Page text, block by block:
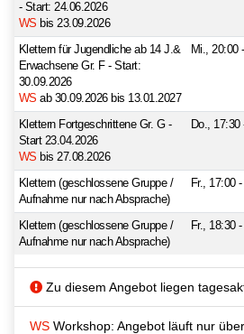
- Start: 24.06.2026
WS bis 23.09.2026
Klettern für Jugendliche ab 14 J.&
Erwachsene Gr. F - Start:
30.09.2026
WS ab 30.09.2026 bis 13.01.2027
Mi., 20:00
Klettern Fortgeschrittene Gr. G -
Start 23.04.2026
WS bis 27.08.2026
Do., 17:30
Klettern (geschlossene Gruppe /
Aufnahme nur nach Absprache)
Fr., 17:00
Klettern (geschlossene Gruppe /
Aufnahme nur nach Absprache)
Fr., 18:30
Zu diesem Angebot liegen
WS Workshop: Angebot läuft nur